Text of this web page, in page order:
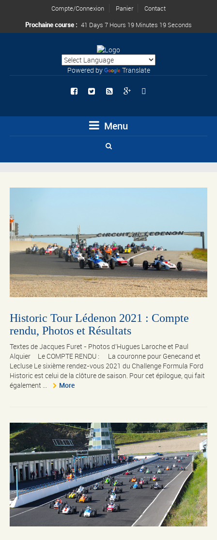
Compte/Connexion Panier
Contact
Prochaine course : 41 Days 7 Hours 19 Minutes 18 Seconds
Powered by Translate
Menu
Historic Tour Lédenon 2021 : Compte
rendu, Photos et Résultats
Textes de Jacques Furet - Photos d'Hugues Laroche et Paul
Alquier Le COMPTE RENDU : La couronne pour Genecand et
Lecluse Le sixième rendez-vous 2021 du Challenge Formula Ford
Historic est celui de la clôture de saison. Pour cet épilogue, qui fait
également ...
More